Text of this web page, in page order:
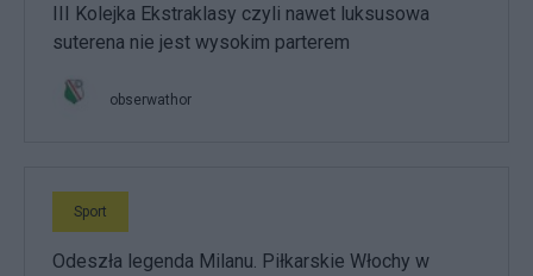
III Kolejka Ekstraklasy czyli nawet luksusowa
suterena nie jest wysokim parterem
obserwathor
Sport
Odeszła legenda Milanu. Piłkarskie Włochy w